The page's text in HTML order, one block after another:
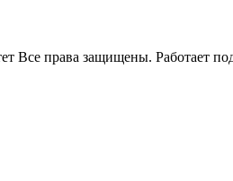
Все права защищены. Работает